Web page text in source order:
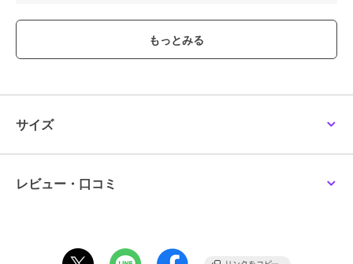
すべてのその他アニメ・ゲーム系
カラー **
サイズ
サイズ
レビュー・口コミ